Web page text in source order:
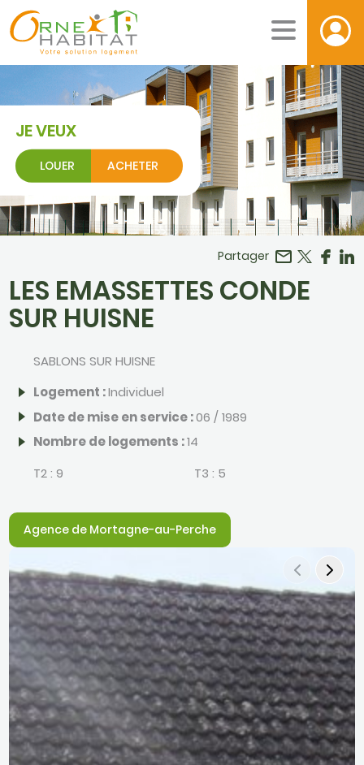
JE VEUX
LOUER ACHETER
Partager
LES EMASSETTES CONDE
SUR HUISNE
SABLONS SUR HUISNE
Logement :Individuel
Date de mise en service :06 / 1989
Nombre de logements :14
T2 : 9 T3 : 5
Agence de Mortagne-au-Perche